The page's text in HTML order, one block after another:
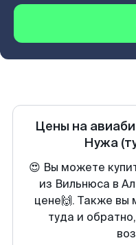
Цены на
Нужа
😍 Вы можете
из Вильнюса в
цене🙌. Также вы
туда и